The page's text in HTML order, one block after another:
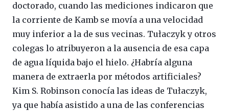
doctorado, cuando las mediciones indicaron que
la corriente de Kamb se movía a una velocidad
muy inferior a la de sus vecinas. Tułaczyk y otros
colegas lo atribuyeron a la ausencia de esa capa
de agua líquida bajo el hielo. ¿Habría alguna
manera de extraerla por métodos artificiales?
Kim S. Robinson conocía las ideas de Tułaczyk,
ya que había asistido a una de las conferencias